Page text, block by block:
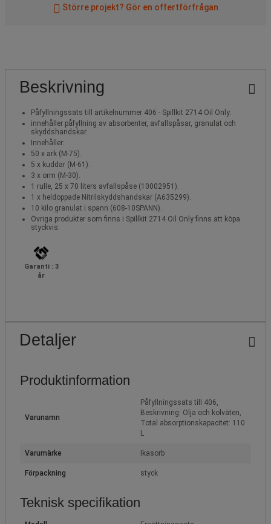
Större projekt? Gör en offertförfrågan
Beskrivning
Påfyllningssats till artikelnummer 406 - Spillkit 2714 Oil Only.
innehåller påfyllning av absorbenter, avfallspåsar, granulat och
skyddshandskar.
Innehåller:
50 x ark (M-75).
5 x kuddar (M-61).
3 x orm (M-30).
1 rulle, 25 x 70 liters avfallspåse (10002951).
1 x heldoppade Nitrilskyddshandskar (A635299).
10 kilo granulat i spann (608-10SPANN).
Övriga produkter som finns i Spillkit 2714 Oil Only finns att köpa
styckvis.
Garanti : 3
år
Detaljer
Produktinformation
Varunamn
Påfyllningssats till 406,
Beskrivning: Olja och kolväten,
Total absorptionskapacitet: 110
L
Varumärke Ikasorb
Förpackning styck
Teknisk specifikation